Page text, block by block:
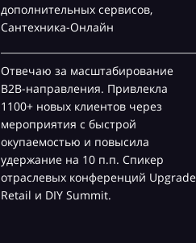
дополнительных сервисов,
Сантехника-Онлайн
Отвечаю за масштабирование
B2B-направления. Привлекла
1100+ новых клиентов через
мероприятия с быстрой
окупаемостью и повысила
удержание на 10 п.п. Спикер
отраслевых конференций Upgrade
Retail и DIY Summit.